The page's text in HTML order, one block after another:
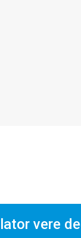
vere